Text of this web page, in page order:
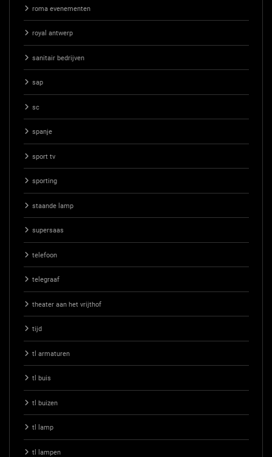
roma evenementen
royal antwerp
sanitair bedrijven
sap
sc
spanje
sport tv
sporting
staande lamp
supersaas
telefoon
telegraaf
theater aan het vrijthof
tijd
tl armaturen
tl buis
tl buizen
tl lamp
tl lampen